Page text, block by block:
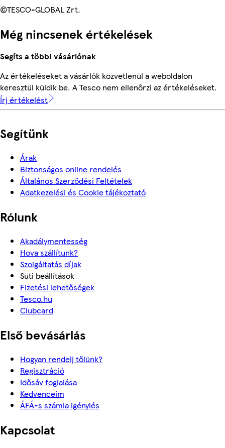
©TESCO-GLOBAL Zrt.
Még nincsenek értékelések
Segíts a többi vásárlónak
Az értékeléseket a vásárlók közvetlenül a weboldalon
keresztül küldik be. A Tesco nem ellenőrzi az értékeléseket.
Írj értékelést
Segítünk
Árak
Biztonságos online rendelés
Általános Szerződési Feltételek
Adatkezelési és Cookie tájékoztató
Rólunk
Akadálymentesség
Hova szállítunk?
Szolgáltatás díjak
Süti beállítások
Fizetési lehetőségek
Tesco.hu
Clubcard
Első bevásárlás
Hogyan rendelj tőlünk?
Regisztráció
Idősáv foglalása
Kedvenceim
ÁFÁ-s számla igénylés
Kapcsolat